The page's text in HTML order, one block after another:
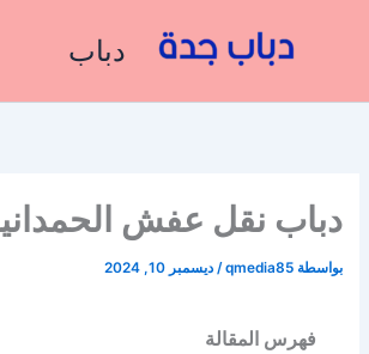
دباب
دباب نقل عفش
بواسطة qmedia85
/ديسمبر 10, 2024
فهرس المقالة